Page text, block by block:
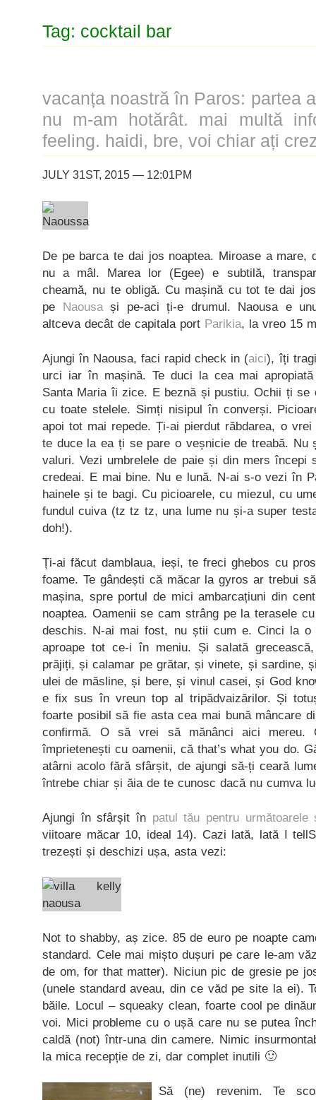
Tag: cocktail bar
vacanța noastră în Paros: partea
nu m-am hotărât. mai multă
feeling. haidi, bre, voi chiar ați
JULY 31ST, 2015 — 12:01PM
De pe barca te dai jos noaptea. Miroase a mare,
nu a mâl. Marea lor (Egee) e subtilă,
cheamă, nu te obligă. Cu mașină cu tot te dai
pe Naousași pe-aci ți-e drumul. Naousa e
altceva decât de capitala port Parikia, la vreo 15
Ajungi în Naousa, faci rapid check in (aici), îți
urci iar în mașină. Te duci la cea mai
Santa Maria îi zice. E beznă și pustiu. Ochii ți se
cu toate stelele. Simți nisipul în converși.
apoi tot mai repede. Ți-ai pierdut răbdarea, o
te duce la ea ți se pare o veșnicie de treabă. Nu
valuri. Vezi umbrelele de paie și din mers
credeai. E mai bine. Nu e lună. N-ai s-o vezi în
hainele și te bagi. Cu picioarele, cu miezul, cu
fundul cuiva (tz tz tz, una lume nu și-a super
doh!).
Ți-ai făcut damblaua, ieși, te freci ghebos cu
foame. Te gândești că măcar la gyros ar trebui
mașina, spre portul de mici ambarcațiuni din
noaptea. Oamenii se cam strâng pe la terasele
deschis. N-ai mai fost, nu știi cum e. Cinci la o
aproape tot ce-i în meniu. Și salată
prăjiți, și calamar pe grătar, și vinete, și sardine,
ulei de măsline, și bere, și vinul casei, și God
e fix sus în vreun top al tripădvaizărilor. Și
foarte posibil să fie asta cea mai bună mâncare
confirmă. O să vrei să mănânci aici
împrietenești cu oamenii, că that’s what you do.
atârni acolo fără sfârșit, de ajungi să-ți ceară
întrebe chiar și ăia de te cunosc dacă nu cumva
Ajungi în sfârșit în patul tău pentru următoarele
viitoare măcar 10, ideal 14). Cazi lată, lată I
trezești și deschizi ușa, asta vezi:
Not to shabby, aș zice. 85 de euro pe noapte
standard. Cele mai mișto dușuri pe care le-am
de om, for that matter). Niciun pic de gresie pe
(unele standard aveau, din ce văd pe site la ei).
băile. Locul – squeaky clean, foarte cool pe
voi. Mici probleme cu o ușă care nu se putea
caldă (not) într-una din camere. Nimic
la mica recepție de zi, dar complet inutili 🙂
Să (ne) revenim. Te